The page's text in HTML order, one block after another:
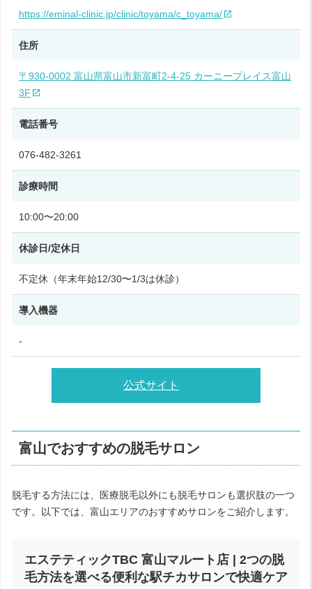
https://eminal-clinic.jp/clinic/toyama/c_toyama/
住所
〒930-0002 富山県富山市新富町2-4-25 カーニープレイス富山
3F
電話番号
076-482-3261
診療時間
10:00〜20:00
休診日/定休日
不定休（年末年始12/30〜1/3は休診）
導入機器
-
公式サイト
富山でおすすめの脱毛サロン
脱毛する方法には、医療脱毛以外にも脱毛サロンも選択肢の一つ
です。以下では、富山エリアのおすすめサロンをご紹介します。
エステティックTBC 富山マルート店 | 2つの脱
毛方法を選べる便利な駅チカサロンで快適ケア